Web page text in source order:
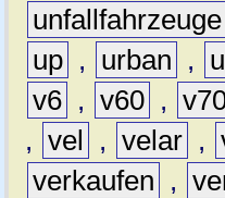
unfallfahrzeuge
up , urban ,
v6 , v60 ,
, vel , velar ,
verkaufen
,